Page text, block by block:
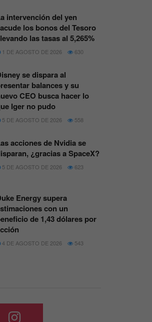
intervención del yen
los bonos del Tesoro
las tasas al 5,265%
1 DE AGOSTO DE 2026 630
se dispara al
balances y su
CEO busca hacer lo
Iger no pudo
5 DE AGOSTO DE 2026 558
acciones de Nvidia se
¿gracias a SpaceX?
5 DE AGOSTO DE 2026 623
Energy supera
con un
de 1,43 dólares por
4 DE AGOSTO DE 2026 543